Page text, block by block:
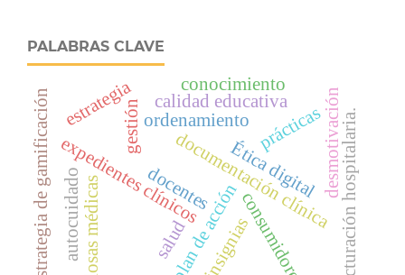
PALABRAS CLAVE
expedientes clínicos
glosas médicas plan de acción
documentación clínicafacturación hospitalaria.
ordenamiento
gestión
consumidores
salud
calidad educativa
Ética digital
estrategia de gamificación insignias
desmotivación
estrategia
docentes
autocuidado
conocimiento
prácticas